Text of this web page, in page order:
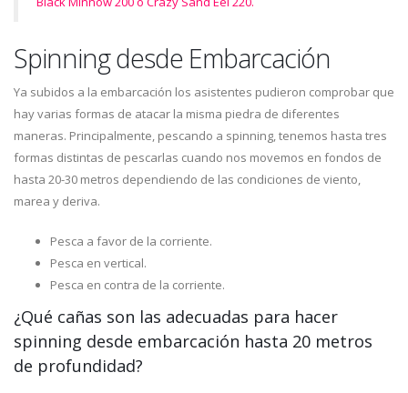
Spinning desde Embarcación
Ya subidos a la embarcación los asistentes pudieron comprobar que
hay varias formas de atacar la misma piedra de diferentes
maneras. Principalmente, pescando a spinning, tenemos hasta tres
formas distintas de pescarlas cuando nos movemos en fondos de
hasta 20-30 metros dependiendo de las condiciones de viento,
marea y deriva.
Pesca a favor de la corriente.
Pesca en vertical.
Pesca en contra de la corriente.
¿Qué cañas son las adecuadas para hacer
spinning desde embarcación hasta 20 metros
de profundidad?